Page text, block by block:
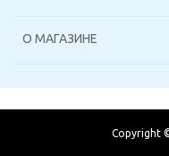
О МАГАЗИНЕ
Copyright